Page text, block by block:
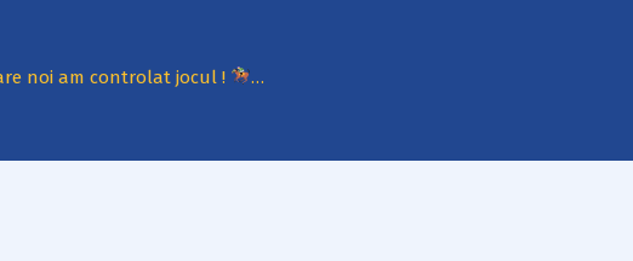
noi am controlat jocul ! …